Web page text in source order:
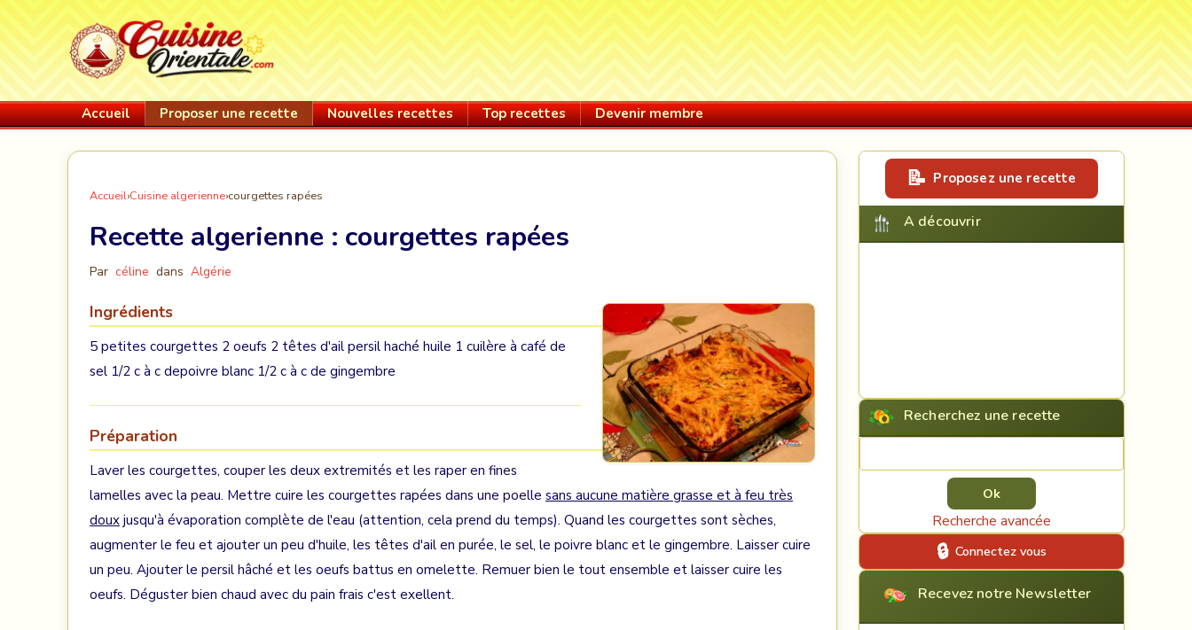
Accueil Proposer une recette Nouvelles recettes Top recettes Devenir membre
Accueil›Cuisine algerienne›courgettes rapées
Recette algerienne : courgettes rapées
Par céline dans Algérie
Ingrédients
5 petites courgettes 2 oeufs 2 têtes d'ail persil haché huile 1 cuilère à café de
sel 1/2 c à c depoivre blanc 1/2 c à c de gingembre
Préparation
Laver les courgettes, couper les deux extremités et les raper en fines
lamelles avec la peau. Mettre cuire les courgettes rapées dans une poelle sans aucune matière grasse et à feu très
doux jusqu'à évaporation complète de l'eau (attention, cela prend du temps). Quand les courgettes sont sèches,
augmenter le feu et ajouter un peu d'huile, les têtes d'ail en purée, le sel, le poivre blanc et le gingembre. Laisser cuire
un peu. Ajouter le persil hâché et les oeufs battus en omelette. Remuer bien le tout ensemble et laisser cuire les
oeufs. Déguster bien chaud avec du pain frais c'est exellent.
Proposez une recette
A découvrir
Recherchez une recette
Recherche avancée
Connectez vous
Recevez notre Newsletter